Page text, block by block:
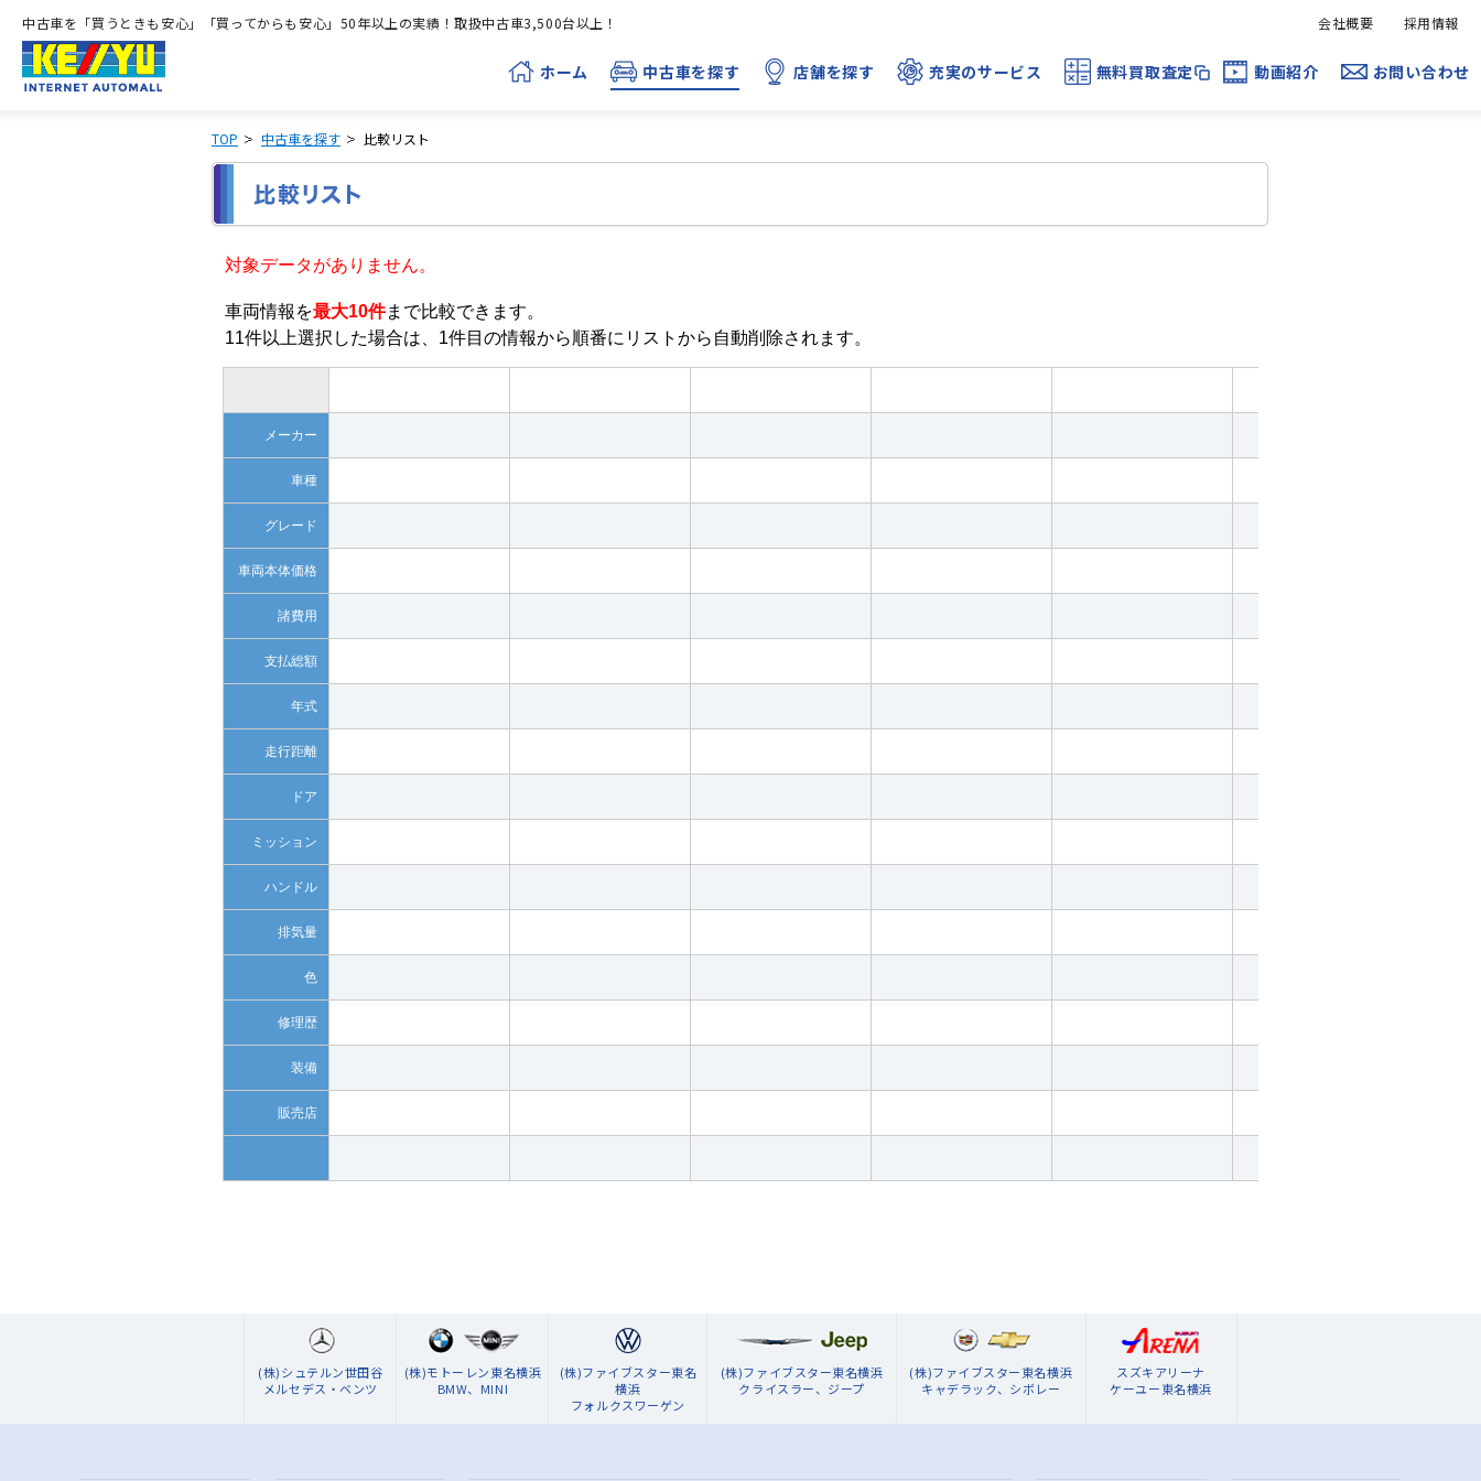
中古車を「買うときも安心」「買ってからも安心」50年以上の実績！取扱中古車3,500台以上！
ホーム 中古車を探す 店舗を探す 充実のサービス 無料買取査定 動画紹介 お問い合わせ
会社概要 採用情報
TOP 中古車を探す 比較リスト
対象データがありません。
車両情報を最大10件まで比較できます。
11件以上選択した場合は、1件目の情報から順番にリストから自動削除されます。
メーカー
車種
グレード
車両本体価格
諸費用
支払総額
年式
走行距離
ドア
ミッション
ハンドル
排気量
色
修理歴
装備
販売店
(株)シュテルン世田谷
メルセデス・ベンツ
(株)モトーレン東名横浜
BMW、MINI
(株)ファイブスター東名
横浜
フォルクスワーゲン
(株)ファイブスター東名横浜
クライスラー、ジープ
(株)ファイブスター東名横浜
キャデラック、シボレー
スズキアリーナ
ケーユー東名横浜